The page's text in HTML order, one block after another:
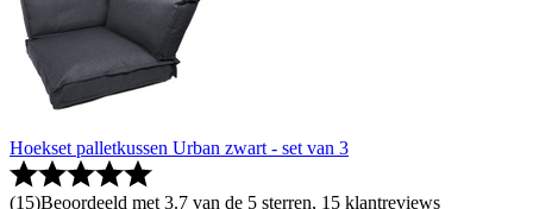
Hoekset palletkussen Urban zwart - set van 3
(15)Beoordeeld met 3.7 van de 5 sterren, 15 klantreviews